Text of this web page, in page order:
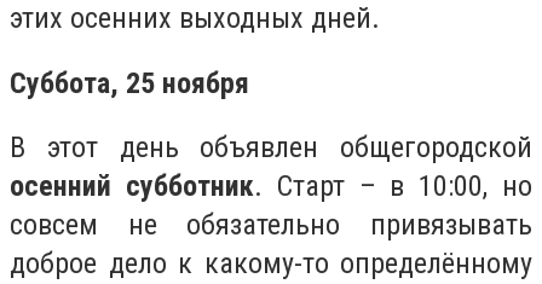
этих осенних выходных дней.
Суббота, 25 ноября
В этот день объявлен общегородской
осенний субботник. Старт – в 10:00, но
совсем не обязательно привязывать
доброе дело к какому-то определённому